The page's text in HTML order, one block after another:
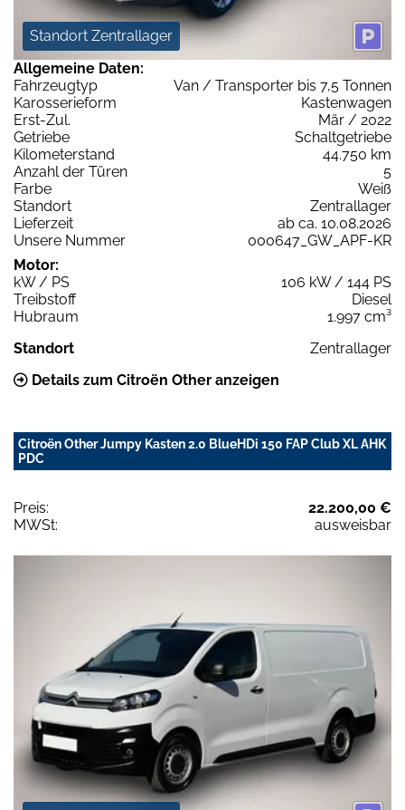
Standort Zentrallager
Allgemeine Daten:
Fahrzeugtyp
Van / Transporter bis 7,5 Tonnen
Karosserieform
Kastenwagen
Erst-Zul.
Mär / 2022
Getriebe
Schaltgetriebe
Kilometerstand
44.750 km
Anzahl der Türen
5
Farbe
Weiß
Standort
Zentrallager
Lieferzeit
ab ca. 10.08.2026
Unsere Nummer
000647_GW_APF-KR
Motor:
kW / PS
106 kW / 144 PS
Treibstoff
Diesel
Hubraum
1.997 cm³
Standort
Zentrallager
Details zum Citroën Other anzeigen
Citroën Other Jumpy Kasten 2.0 BlueHDi 150 FAP Club XL AHK
PDC
Preis:
22.200,00 €
MWSt:
ausweisbar